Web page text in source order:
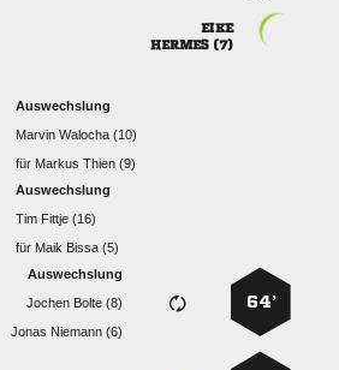

 
Auswechslung
  
für   
Auswechslung
  
für   
64’
Auswechslung
  
  